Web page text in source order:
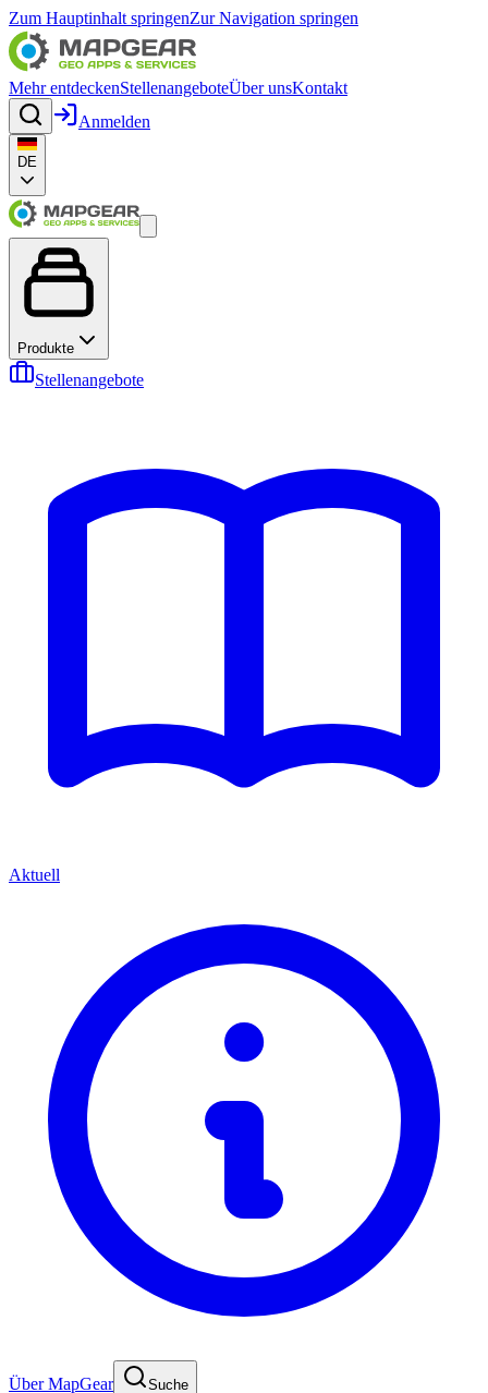
Zum Hauptinhalt springenZur Navigation springen
Mehr entdeckenStellenangeboteÜber unsKontakt
Anmelden
DE
Produkte
Stellenangebote
Aktuell
Über MapGear Suche